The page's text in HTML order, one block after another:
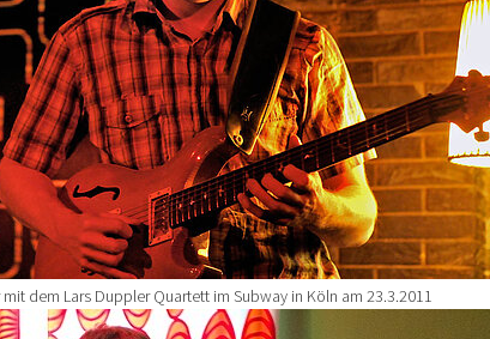
dem Lars Duppler Quartett im Subway in Köln am 23.3.2011
for: